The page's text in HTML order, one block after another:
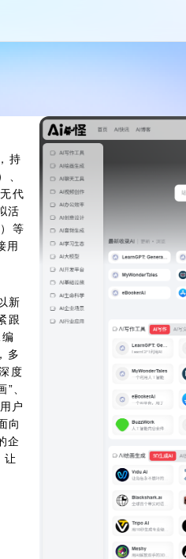
持
、
代
活
等
用
新
跟
多
度
、
户
向
企
让